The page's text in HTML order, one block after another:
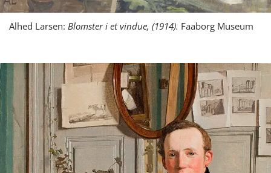
Alhed Larsen: Blomster i et vindue, (1914). Faaborg Museum